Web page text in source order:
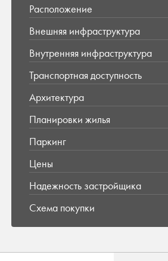
Расположение
Внешняя инфраструктура
Внутренняя инфраструктура
Транспортная доступность
Архитектура
Планировки жилья
Паркинг
Цены
Надежность застройщика
Схема покупки